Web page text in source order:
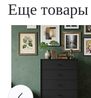
Еще товары